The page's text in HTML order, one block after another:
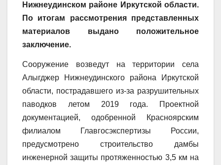
Нижнеудинском районе Иркутской области.
По итогам рассмотрения представленных
материалов выдано положительное
заключение.
Сооружение возведут на территории села
Алыгджер Нижнеудинского района Иркутской
области, пострадавшего из-за разрушительных
паводков летом 2019 года. Проектной
документацией, одобренной Красноярским
филиалом Главгосэкспертизы России,
предусмотрено строительство дамбы
инженерной защиты протяженностью 3,5 км на